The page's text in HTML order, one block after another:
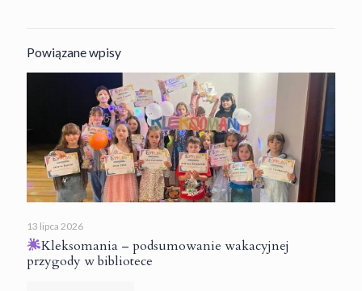
Powiązane wpisy
13 lipca 2026
Kleksomania – podsumowanie wakacyjnej
przygody w bibliotece